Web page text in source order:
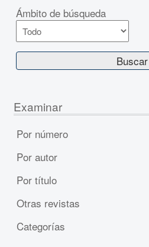
Ámbito de búsqueda
Examinar
Por número
Por autor
Por título
Otras revistas
Categorías